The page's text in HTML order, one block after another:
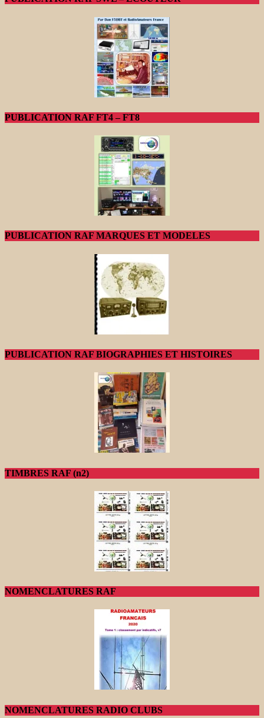
PUBLICATION RAF FT4 – FT8
PUBLICATION RAF MARQUES ET MODELES
PUBLICATION RAF BIOGRAPHIES ET HISTOIRES
TIMBRES RAF (n2)
NOMENCLATURES RAF
NOMENCLATURES RADIO CLUBS